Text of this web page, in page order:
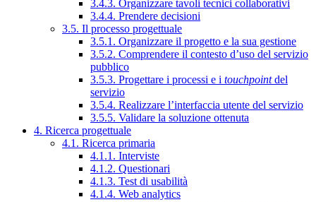
3.4.3. Organizzare tavoli tecnici collaborativi
3.4.4. Prendere decisioni
3.5. Il processo progettuale
3.5.1. Organizzare il progetto e la sua gestione
3.5.2. Comprendere il contesto d’uso del servizio
pubblico
3.5.3. Progettare i processi e i touchpointdel
servizio
3.5.4. Realizzare l’interfaccia utente del servizio
3.5.5. Validare la soluzione ottenuta
4. Ricerca progettuale
4.1. Ricerca primaria
4.1.1. Interviste
4.1.2. Questionari
4.1.3. Test di usabilità
4.1.4. Web analytics